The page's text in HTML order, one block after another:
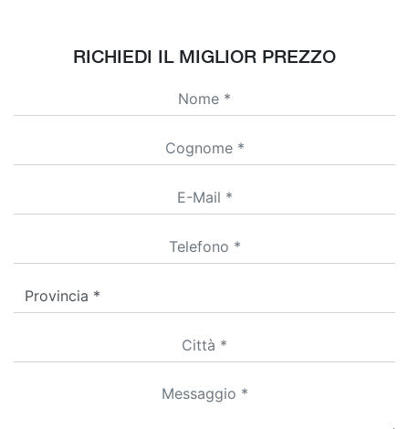
RICHIEDI IL MIGLIOR PREZZO